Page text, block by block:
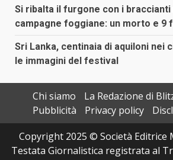
Si ribalta il furgone con i
campagne foggiane: un morto e 9
Sri Lanka, centinaia di aquiloni nei
le immagini del festival
Chi siamo
La Redazione di
Pubblicità
Privacy policy
Copyright 2025 © Società Editrice
Testata Giornalistica registrata al